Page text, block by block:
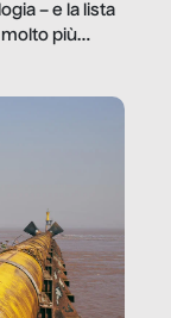
– e la lista
più